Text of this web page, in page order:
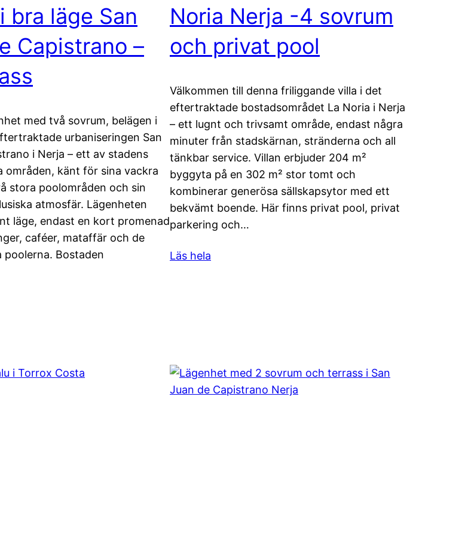
bra läge San
Capistrano –
med två sovrum, belägen i
urbaniseringen San
i Nerja – ett av stadens
områden, känt för sina vackra
stora poolområden och sin
atmosfär. Lägenheten
läge, endast en kort promenad
caféer, mataffär och de
poolerna. Bostaden
Noria Nerja -4 sovrum
och privat pool
Välkommen till denna friliggande villa i det
eftertraktade bostadsområdet La Noria i Nerja
– ett lugnt och trivsamt område, endast några
minuter från stadskärnan, stränderna och all
tänkbar service. Villan erbjuder 204 m²
byggyta på en 302 m² stor tomt och
kombinerar generösa sällskapsytor med ett
bekvämt boende. Här finns privat pool, privat
parkering och…
Läs hela